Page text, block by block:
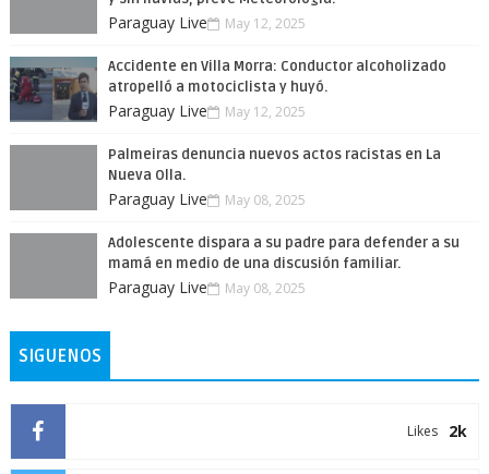
Paraguay Live May 12, 2025
Accidente en Villa Morra: Conductor alcoholizado
atropelló a motociclista y huyó.
Paraguay Live May 12, 2025
Palmeiras denuncia nuevos actos racistas en La
Nueva Olla.
Paraguay Live May 08, 2025
Adolescente dispara a su padre para defender a su
mamá en medio de una discusión familiar.
Paraguay Live May 08, 2025
SIGUENOS
2k
Likes